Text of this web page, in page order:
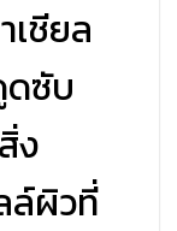
ชียล
ดซับ
ง
ล์ผิวที่